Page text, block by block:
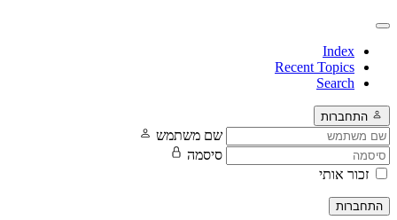
Index
Recent Topics
Search
התחברות
שם משתמש
סיסמה
זכור אותי
התחברות